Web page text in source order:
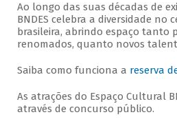
Ao longo das suas décadas de
BNDES celebra a diversidade no
brasileira, abrindo espaço tanto
renomados, quanto novos
Saiba como funciona a reserva
As atrações do Espaço Cultural
através de concurso público.